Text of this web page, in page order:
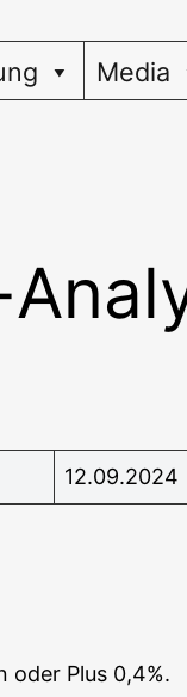
Media
12.09.2024
oder Plus 0,4%.